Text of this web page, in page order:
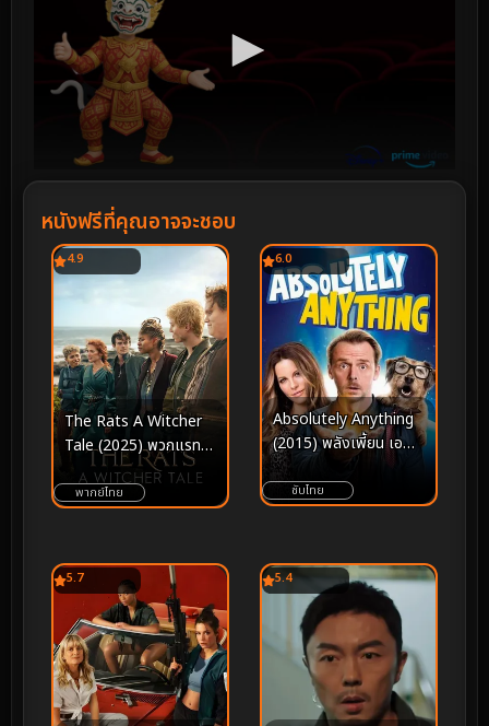
หนังฟรีที่คุณอาจจะชอบ
4.9
The Rats A Witcher
Tale (2025) พวกแรทส์
ตำนานนักล่าจอมอสูร
พากย์ไทย
6.0
Absolutely Anything
(2015) พลังเพี้ยน เอ
เลี่ยนส่งข้ามโลก
ซับไทย
5.7 5.4